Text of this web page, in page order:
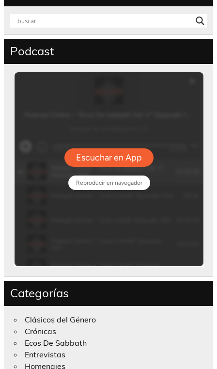
Podcast
Categorías
Clásicos del Género
Crónicas
Ecos De Sabbath
Entrevistas
Homenajes